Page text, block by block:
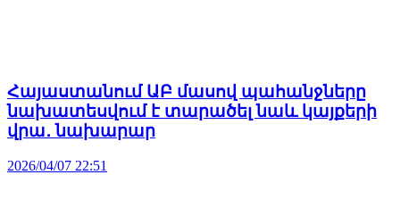
Հայաստանում ԱԲ մասով պահանջները
նախատեսվում է տարածել նաև կայքերի
վրա․ նախարար
2026/04/07 22:51